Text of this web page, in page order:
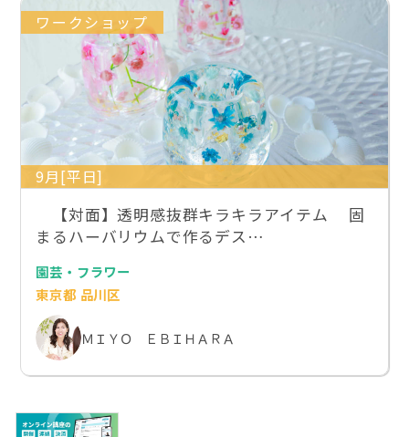
ワークショップ
9月[平日]
【対面】透明感抜群キラキラアイテム 固
まるハーバリウムで作るデス…
園芸・フラワー
東京都 品川区
ＭＩＹＯ ＥＢＩＨＡＲＡ